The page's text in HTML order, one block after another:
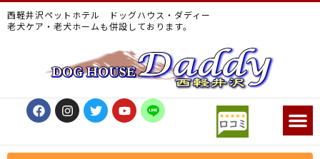
西軽井沢ペットホテル ドッグハウス・ダディー
老犬ケア・老犬ホームも併設しております。